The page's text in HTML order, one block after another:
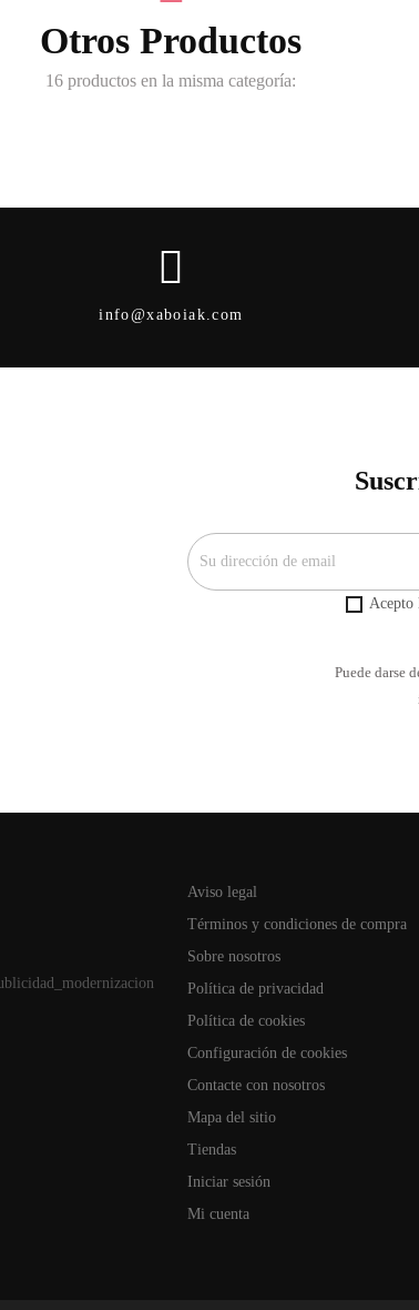
Otros Productos
16 productos en la misma categoría:
info@xaboiak.com
Acepto
Puede darse
Aviso legal
Términos y condiciones de compra
Sobre nosotros
Política de privacidad
Política de cookies
Configuración de cookies
Contacte con nosotros
Mapa del sitio
Tiendas
Iniciar sesión
Mi cuenta